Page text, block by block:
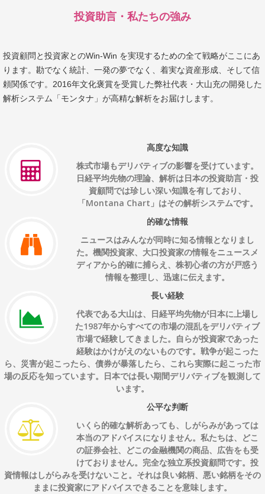
投資助言・私たちの強み
投資顧問と投資家とのWin-Win を実現するための全て戦略がここにあ
ります。勘でなく統計、一発の夢でなく、着実な資産形成、そして信
頼関係です。2016年文化褒賞を受賞した弊社代表・大山充の開発した
解析システム「モンタナ」が高精な解析をお届けします。
高度な知識
株式市場もデリバティブの影響を受けています。
日経平均先物の理論、解析は日本の投資助言・投
資顧問では珍しい深い知識を有しており、
「Montana Chart」はその解析システムです。
的確な情報
ニュースはみんなが同時に知る情報となりまし
た。機関投資家、大口投資家の情報をニュースメ
ディアから的確に捕らえ、株初心者の方が戸惑う
情報を整理し、迅速に伝えます。
長い経験
代表である大山は、日経平均先物が日本に上場し
た1987年からすべての市場の混乱をデリバティブ
市場で経験してきました。自らが投資家であった
経験はかけがえのないものです。戦争が起こった
ら、災害が起こったら、債券が暴落したら、これら実際に起こった市
場の反応を知っています。日本では長い期間デリバティブを観測して
います。
公平な判断
いくら的確な解析あっても、しがらみがあっては
本当のアドバイスになりません。私たちは、どこ
の証券会社、どこの金融機関の商品、広告をも受
けておりません。完全な独立系投資顧問です。 投
資情報はしがらみを受けないこと。それは良い銘柄、悪い銘柄をその
ままに投資家にアドバイスできることを意味します。